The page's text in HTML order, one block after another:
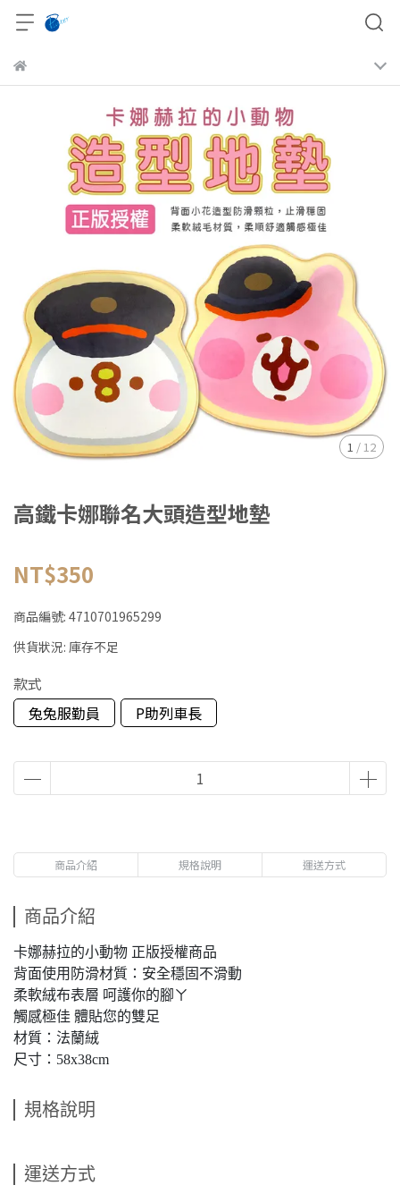
1 / 12
高鐵卡娜聯名大頭造型地墊
NT$350
商品編號: 4710701965299
供貨狀況: 庫存不足
款式
兔兔服勤員
P助列車長
商品介紹 規格說明 運送方式
商品介紹
卡娜赫拉的小動物 正版授權商品
背面使用防滑材質：安全穩固不滑動
柔軟絨布表層 呵護你的腳ㄚ
觸感極佳 體貼您的雙足
材質：法蘭絨
尺寸：58x38cm
規格說明
運送方式